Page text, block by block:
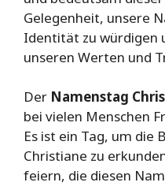
Gelegenheit, unsere
Identität zu würdigen
unseren Werten und
Der Namenstag
bei vielen Menschen
Es ist ein Tag, um die
Christiane zu
feiern, die diesen